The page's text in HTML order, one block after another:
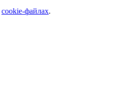
cookie-файлах.